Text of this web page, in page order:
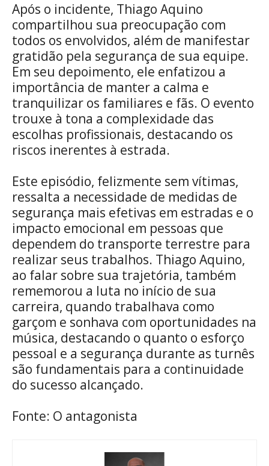
Após o incidente, Thiago Aquino
compartilhou sua preocupação com
todos os envolvidos, além de manifestar
gratidão pela segurança de sua equipe.
Em seu depoimento, ele enfatizou a
importância de manter a calma e
tranquilizar os familiares e fãs. O evento
trouxe à tona a complexidade das
escolhas profissionais, destacando os
riscos inerentes à estrada.
Este episódio, felizmente sem vítimas,
ressalta a necessidade de medidas de
segurança mais efetivas em estradas e o
impacto emocional em pessoas que
dependem do transporte terrestre para
realizar seus trabalhos. Thiago Aquino,
ao falar sobre sua trajetória, também
rememorou a luta no início de sua
carreira, quando trabalhava como
garçom e sonhava com oportunidades na
música, destacando o quanto o esforço
pessoal e a segurança durante as turnês
são fundamentais para a continuidade
do sucesso alcançado.
Fonte: O antagonista